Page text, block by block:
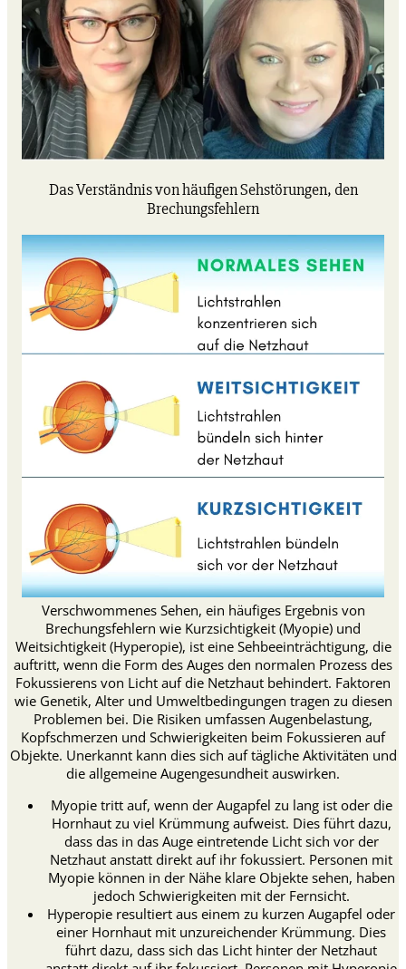
Das Verständnis von häufigen Sehstörungen, den
Brechungsfehlern
Verschwommenes Sehen, ein häufiges Ergebnis von
Brechungsfehlern wie Kurzsichtigkeit (Myopie) und
Weitsichtigkeit (Hyperopie), ist eine Sehbeeinträchtigung, die
auftritt, wenn die Form des Auges den normalen Prozess des
Fokussierens von Licht auf die Netzhaut behindert. Faktoren
wie Genetik, Alter und Umweltbedingungen tragen zu diesen
Problemen bei. Die Risiken umfassen Augenbelastung,
Kopfschmerzen und Schwierigkeiten beim Fokussieren auf
Objekte. Unerkannt kann dies sich auf tägliche Aktivitäten und
die allgemeine Augengesundheit auswirken.
Myopie tritt auf, wenn der Augapfel zu lang ist oder die
Hornhaut zu viel Krümmung aufweist. Dies führt dazu,
dass das in das Auge eintretende Licht sich vor der
Netzhaut anstatt direkt auf ihr fokussiert. Personen mit
Myopie können in der Nähe klare Objekte sehen, haben
jedoch Schwierigkeiten mit der Fernsicht.
Hyperopie resultiert aus einem zu kurzen Augapfel oder
einer Hornhaut mit unzureichender Krümmung. Dies
führt dazu, dass sich das Licht hinter der Netzhaut